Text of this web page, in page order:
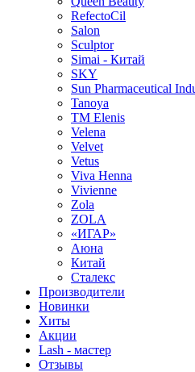
RefectoCil
Salon
Sculptor
Simai - Китай
SKY
Sun Pharmaceutical
Tanoya
TM Elenis
Velena
Velvet
Vetus
Viva Henna
Vivienne
Zola
ZOLA
«ИГАР»
Аюна
Китай
Сталекс
Производители
Новинки
Хиты
Акции
Lash - мастер
Отзывы